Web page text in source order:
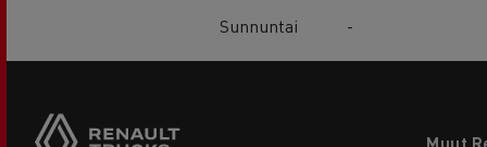
Sunnuntai
-